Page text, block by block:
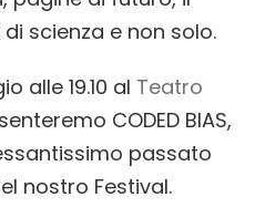
scienza e non solo.
alle 19.10 al Teatro
CODED BIAS,
passato
nostro Festival.